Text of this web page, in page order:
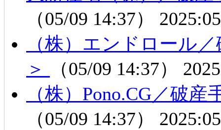
（05/09 14:37）
（株）エンドロール
＞
（05/09 14:37）
（株）Pono.CG／破
（05/09 14:37）